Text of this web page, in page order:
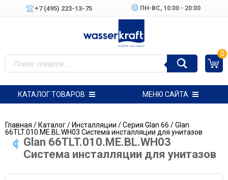
+7 (495) 223-13-75 ПН-ВC, 10:00 - 20:00
0
КАТАЛОГ ТОВАРОВ МЕНЮ САЙТА
Главная /Каталог/Инсталляции /Серия Glan 66 / Glan
66TLT.010.ME.BL.WH03 Система инсталляции для унитазов
Glan 66TLT.010.ME.BL.WH03
Система инсталляции для унитазов